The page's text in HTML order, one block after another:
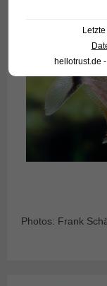
Photos: Frank
hellotrust.de